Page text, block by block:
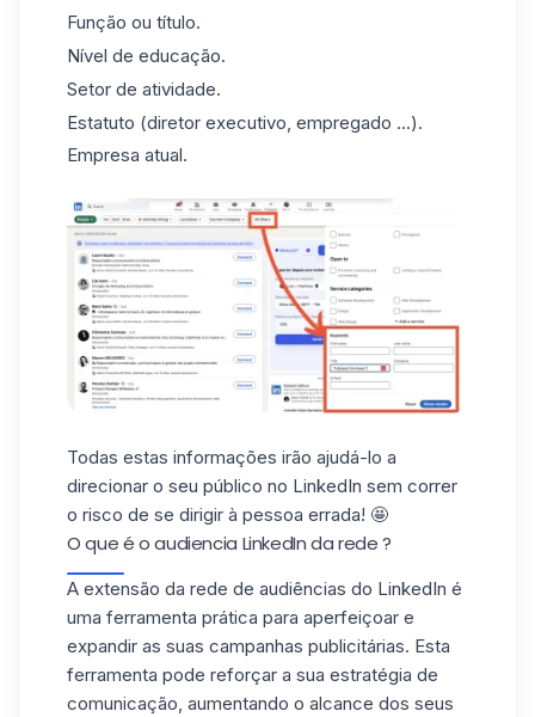
Função ou título.
Nível de educação.
Setor de atividade.
Estatuto (diretor executivo, empregado ...).
Empresa atual.
Todas estas informações irão ajudá-lo a
direcionar o seu público no LinkedIn sem correr
o risco de se dirigir à pessoa errada! 🤩
O que é o audiencia LinkedIn da rede ?
A extensão da rede de audiências do LinkedIn é
uma ferramenta prática para aperfeiçoar e
expandir as suas campanhas publicitárias. Esta
ferramenta pode reforçar a sua estratégia de
comunicação, aumentando o alcance dos seus